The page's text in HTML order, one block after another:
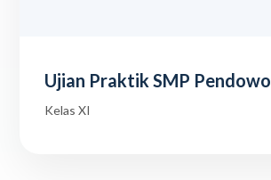
Ujian Praktik SMP Pendowo
Kelas XI